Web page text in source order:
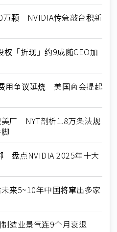
万颗 NVIDIA传急敲台积新
「折现」约9成随CEO加
用争议延烧 美国商会提起
厂 NYT剖析1.8万条法规
盘点NVIDIA 2025年十大
来5~10年中国将窜出多家
造业景气连9个月衰退